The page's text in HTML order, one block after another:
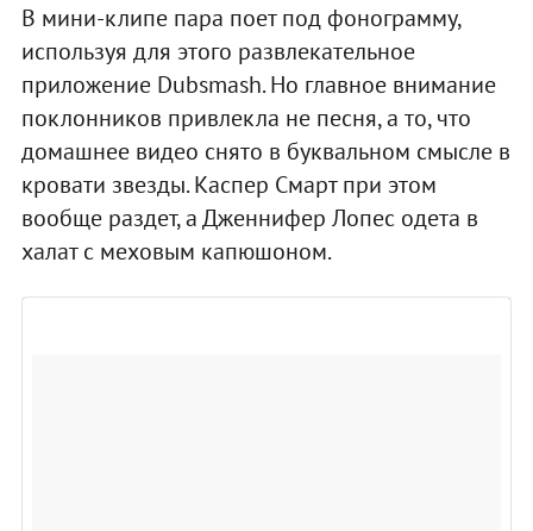
В мини-клипе пара поет под фонограмму,
используя для этого развлекательное
приложение Dubsmash. Но главное внимание
поклонников привлекла не песня, а то, что
домашнее видео снято в буквальном смысле в
кровати звезды. Каспер Смарт при этом
вообще раздет, а Дженнифер Лопес одета в
халат с меховым капюшоном.